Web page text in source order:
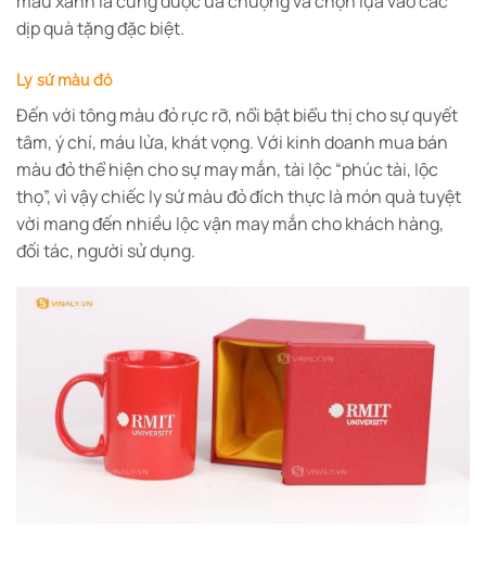
dịp quà tặng đặc biệt.
Ly sứ màu đỏ
Đến với tông màu đỏ rực rỡ, nổi bật biểu thị cho sự quyết
tâm, ý chí, máu lửa, khát vọng. Với kinh doanh mua bán
màu đỏ thể hiện cho sự may mắn, tài lộc “phúc tài, lộc
thọ”, vì vậy chiếc ly sứ màu đỏ đích thực là món quà tuyệt
vời mang đến nhiều lộc vận may mắn cho khách hàng,
đối tác, người sử dụng.